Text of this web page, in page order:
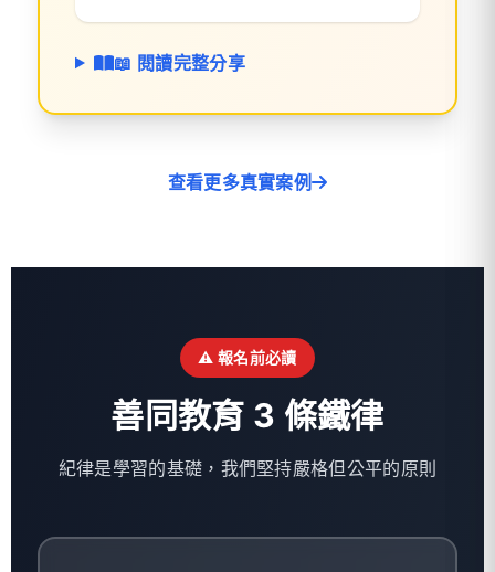
📖 閱讀完整分享
查看更多真實案例
⚠️ 報名前必讀
善同教育 3 條鐵律
紀律是學習的基礎，我們堅持嚴格但公平的原則